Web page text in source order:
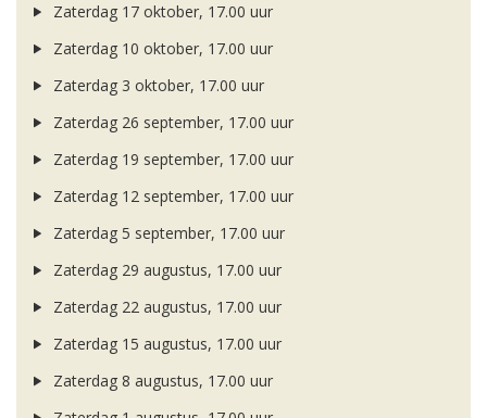
Zaterdag 17 oktober, 17.00 uur
Zaterdag 10 oktober, 17.00 uur
Zaterdag 3 oktober, 17.00 uur
Zaterdag 26 september, 17.00 uur
Zaterdag 19 september, 17.00 uur
Zaterdag 12 september, 17.00 uur
Zaterdag 5 september, 17.00 uur
Zaterdag 29 augustus, 17.00 uur
Zaterdag 22 augustus, 17.00 uur
Zaterdag 15 augustus, 17.00 uur
Zaterdag 8 augustus, 17.00 uur